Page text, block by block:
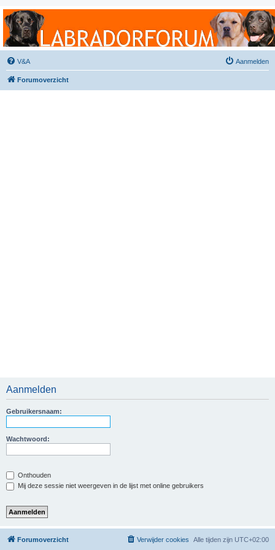
Labradorforum
Het gezelligste Labradorforum van Nederland en België!
V&A Aanmelden
Forumoverzicht
Aanmelden
Gebruikersnaam:
Wachtwoord:
Onthouden
Mij deze sessie niet weergeven in de lijst met online gebruikers
Forumoverzicht Alle tijden zijn UTC+02:00
Verwijder cookies